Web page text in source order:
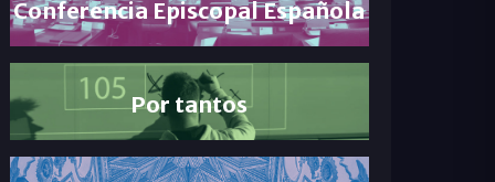
Conferencia Episcopal Española
Por tantos